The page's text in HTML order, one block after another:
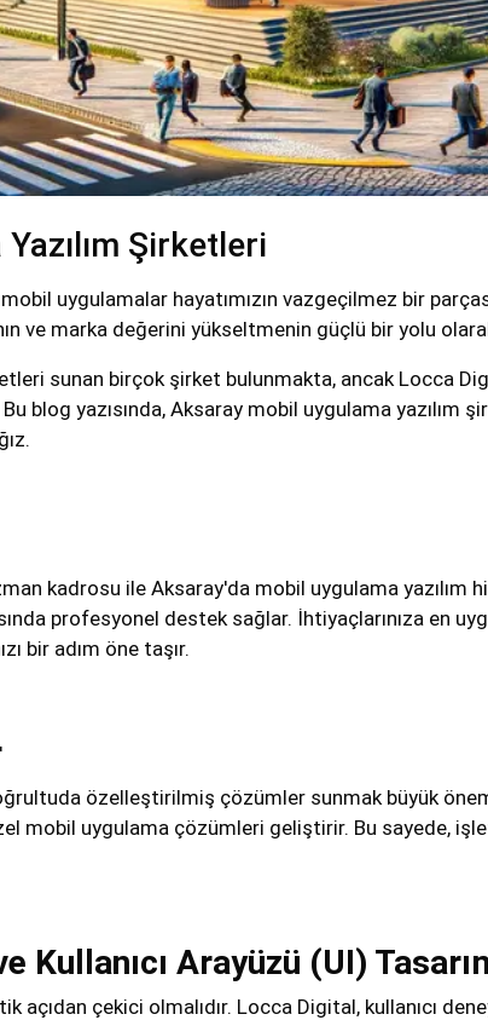
Şirketleri
uygulamalar hayatımızın vazgeçilmez bir
ve marka değerini yükseltmenin güçlü bir yolu
sunan birçok şirket bulunmakta, ancak Locca
blog yazısında, Aksaray mobil uygulama yazılım
kadrosu ile Aksaray'da mobil uygulama yazılım
profesyonel destek sağlar. İhtiyaçlarınıza en
bir adım öne taşır.
özelleştirilmiş çözümler sunmak büyük
mobil uygulama çözümleri geliştirir. Bu sayede,
Kullanıcı Arayüzü (UI)
açıdan çekici olmalıdır. Locca Digital, kullanıcı